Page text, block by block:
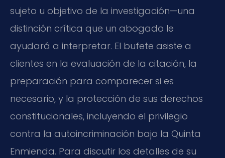
sujeto u objetivo de la investigación—una
distinción crítica que un abogado le
ayudará a interpretar. El bufete asiste a
clientes en la evaluación de la citación, la
preparación para comparecer si es
necesario, y la protección de sus derechos
constitucionales, incluyendo el privilegio
contra la autoincriminación bajo la Quinta
Enmienda. Para discutir los detalles de su